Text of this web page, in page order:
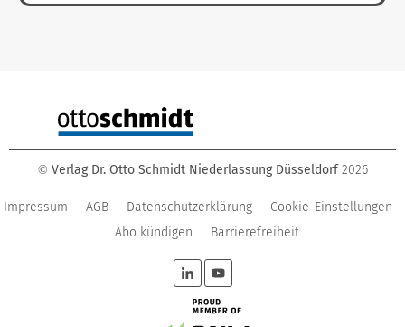
© Verlag Dr. Otto Schmidt Niederlassung Düsseldorf 2026
Impressum AGB Datenschutzerklärung
Cookie-Einstellungen
Abo kündigen
Barrierefreiheit